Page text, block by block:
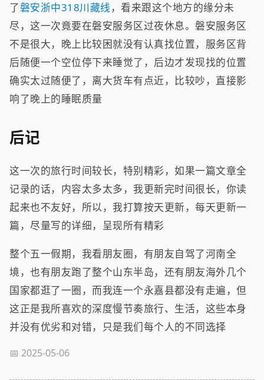
了磐安浙中318川藏线 ，看来跟这个地方的缘分未
尽，这一次竟要在磐安服务区过夜休息。磐安服务区
不是很大，晚上比较困就没有认真找位置，服务区背
后随便一个空位停下来睡觉了，后边才发现找的位置
确实太过随便了，离大货车有点近，比较吵，直接影
响了晚上的睡眠质量
后记
这一次的旅行时间较长，特别精彩，如果一篇文章全
记录的话，内容太多太多，我更新完时间很长，你读
起来也不友好，所以，我打算按天更新，每天更新一
篇，尽量写的详细，呈现所有精彩
整个五一假期，我看朋友圈，有朋友自驾了河南全
境，也有朋友跑了整个山东半岛，还有朋友海外几个
国家都逛了一圈，而我连一个永嘉县都没有走遍，但
这正是我所喜欢的深度慢节奏旅行、生活，这些本身
并没有优劣和对错，只是我们每个人的不同选择
📅 2025-05-06